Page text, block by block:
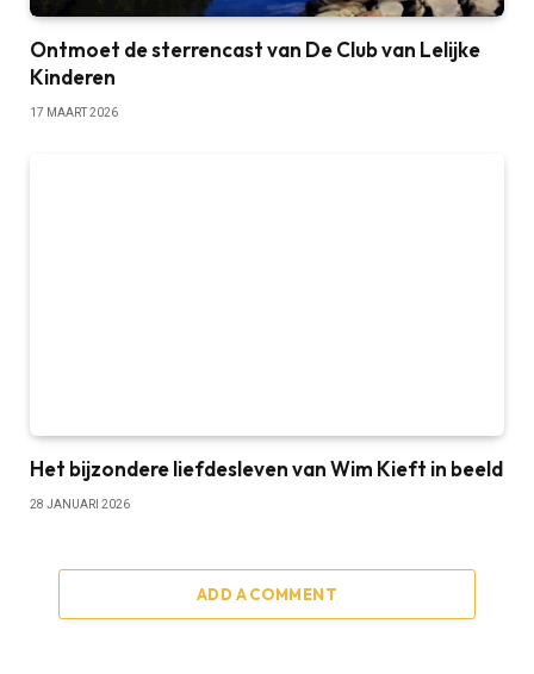
Ontmoet de sterrencast van De Club van Lelijke
Kinderen
17 MAART 2026
Het bijzondere liefdesleven van Wim Kieft in beeld
28 JANUARI 2026
ADD A COMMENT